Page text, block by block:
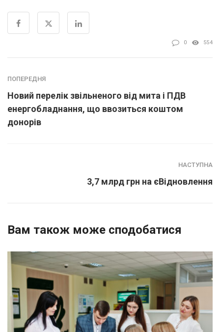
0 554
ПОПЕРЕДНЯ
Новий перелік звільненого від мита і ПДВ
енергобладнання, що ввозиться коштом
донорів
НАСТУПНА
3,7 млрд грн на єВідновлення
Вам також може сподобатися